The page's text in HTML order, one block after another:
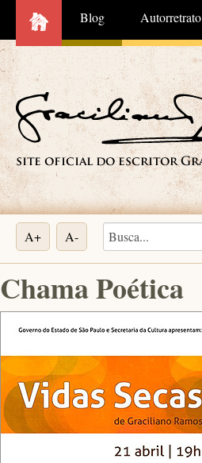
Blog Autorretrato
A+ A-
Chama Poética